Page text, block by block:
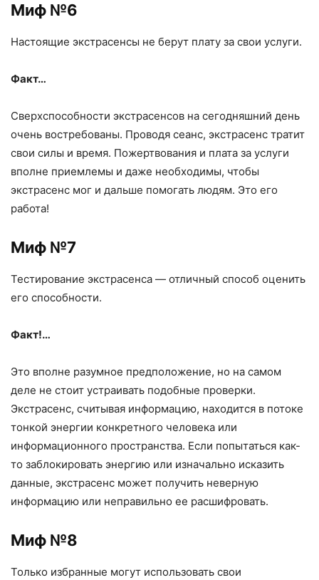
Миф №6
Настоящие экстрасенсы не берут плату за свои услуги.
Факт…
Сверхспособности экстрасенсов на сегодняшний день
очень востребованы. Проводя сеанс, экстрасенс тратит
свои силы и время. Пожертвования и плата за услуги
вполне приемлемы и даже необходимы, чтобы
экстрасенс мог и дальше помогать людям. Это его
работа!
Миф №7
Тестирование экстрасенса — отличный способ оценить
его способности.
Факт!…
Это вполне разумное предположение, но на самом
деле не стоит устраивать подобные проверки.
Экстрасенс, считывая информацию, находится в потоке
тонкой энергии конкретного человека или
информационного пространства. Если попытаться как-
то заблокировать энергию или изначально исказить
данные, экстрасенс может получить неверную
информацию или неправильно ее расшифровать.
Миф №8
Только избранные могут использовать свои